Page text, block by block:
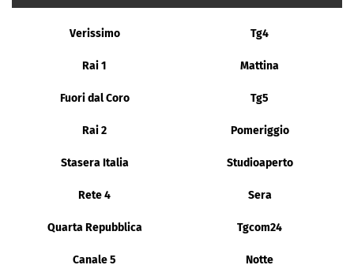
Verissimo Tg4
Rai 1 Mattina
Fuori dal Coro Tg5
Rai 2 Pomeriggio
Stasera Italia Studioaperto
Rete 4 Sera
Quarta Repubblica Tgcom24
Canale 5 Notte